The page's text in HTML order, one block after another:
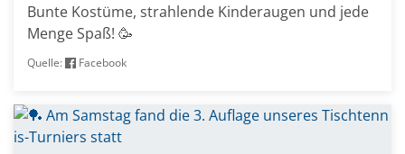
Bunte Kostüme, strahlende Kinderaugen und jede
Menge Spaß! 🥳
Quelle: Facebook